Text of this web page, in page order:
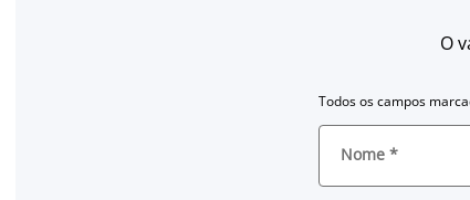
O
Todos os campos
Nome *